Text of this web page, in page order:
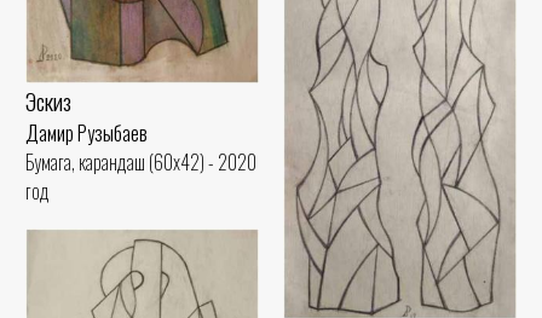
Эскиз
Дамир Рузыбаев
Бумага, карандаш (60x42) - 2020
год